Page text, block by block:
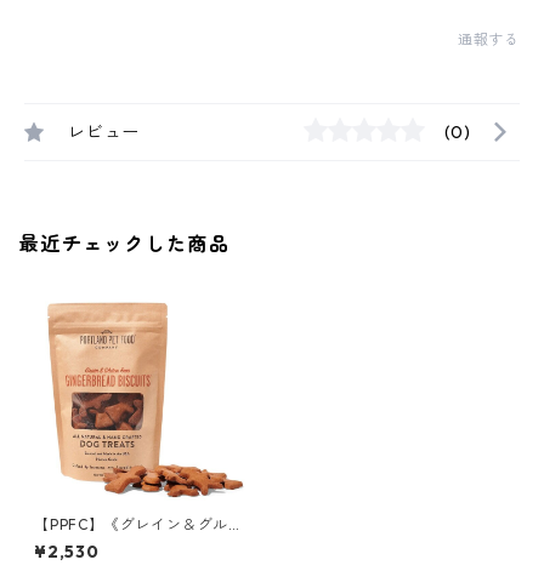
通報する
レビュー (0)
最近チェックした商品
【PPFC】《グレイン＆グルテ
ンフリー》ジンジャーブレッ
ドビスケット
¥2,530